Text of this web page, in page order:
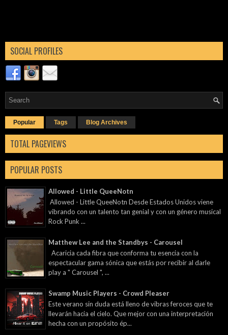
SOCIAL PROFILES
Popular Tags Blog Archives
TOTAL PAGEVIEWS
POPULAR POSTS
Allowed - Little QueeNotn
Allowed - Little QueeNotn Desde Estados Unidos viene
vibrando con un talento tan genial y con un género musical
Rock Punk ...
Matthew Lee and the Standbys - Carousel
Acaricia cada fibra que conforma tu esencia con la
espectacular gama sónica que estás por recibir al darle
play a " Carousel ", ...
Swamp Music Players - Crowd Pleaser
Este verano sin duda está lleno de vibras feroces que te
llevarán hacia el cielo. Que mejor con una interpretación
hecha con un propósito ép...